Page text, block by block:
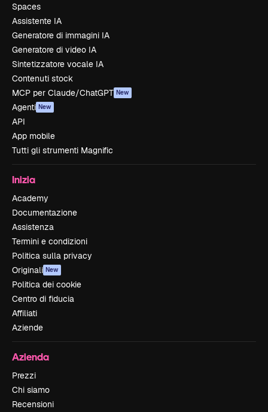
Spaces
Assistente IA
Generatore di immagini IA
Generatore di video IA
Sintetizzatore vocale IA
Contenuti stock
MCP per Claude/ChatGPT New
Agenti New
API
App mobile
Tutti gli strumenti Magnific
Inizia
Academy
Documentazione
Assistenza
Termini e condizioni
Politica sulla privacy
Originali New
Politica dei cookie
Centro di fiducia
Affiliati
Aziende
Azienda
Prezzi
Chi siamo
Recensioni